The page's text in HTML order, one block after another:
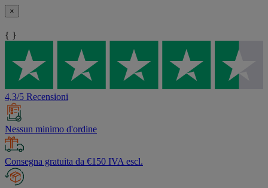
×
{ }
4,3/5 Recensioni
Nessun minimo d'ordine
Consegna gratuita da €150 IVA escl.